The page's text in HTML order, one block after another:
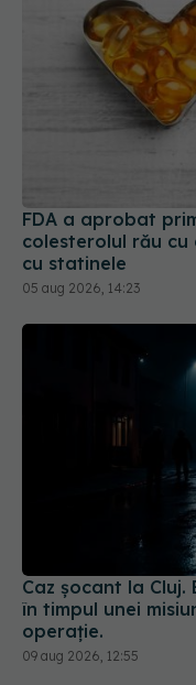
FDA a aprobat
colesterolul rău cu
cu statinele
05 aug 2026, 14:23
Caz șocant la
în timpul unei
operație.
09 aug 2026, 12:55